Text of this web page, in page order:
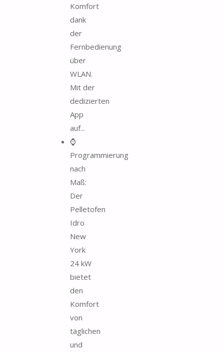
Komfort
dank
der
Fernbedienung
über
WLAN.
Mit der
dedizierten
App
auf...
⌚
Programmierung
nach
Maß:
Der
Pelletofen
Idro
New
York
24 kW
bietet
den
Komfort
von
täglichen
und